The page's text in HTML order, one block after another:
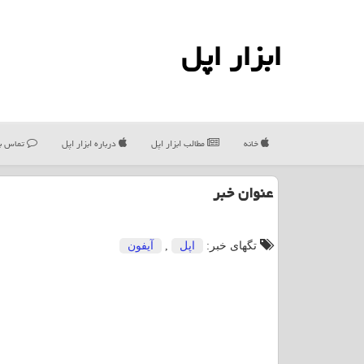
ابزار اپل
خانه مطالب ابزار اپل درباره ابزار اپل تماس
عنوان خبر
تگهای خبر: اپل , آیفون